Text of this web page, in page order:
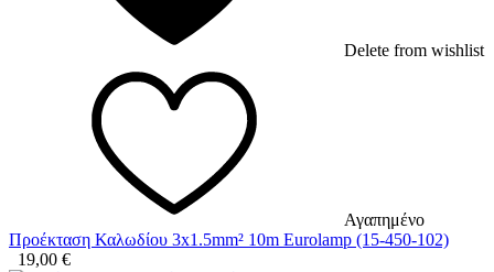
Delete from wishlist
Αγαπημένο
Προέκταση Καλωδίου 3x1.5mm² 10m Eurolamp (15-450-102)
19,00 €